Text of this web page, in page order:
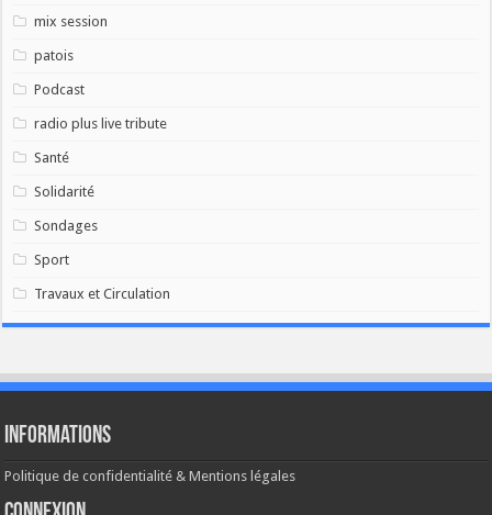
mix session
patois
Podcast
radio plus live tribute
Santé
Solidarité
Sondages
Sport
Travaux et Circulation
Informations
Politique de confidentialité & Mentions légales